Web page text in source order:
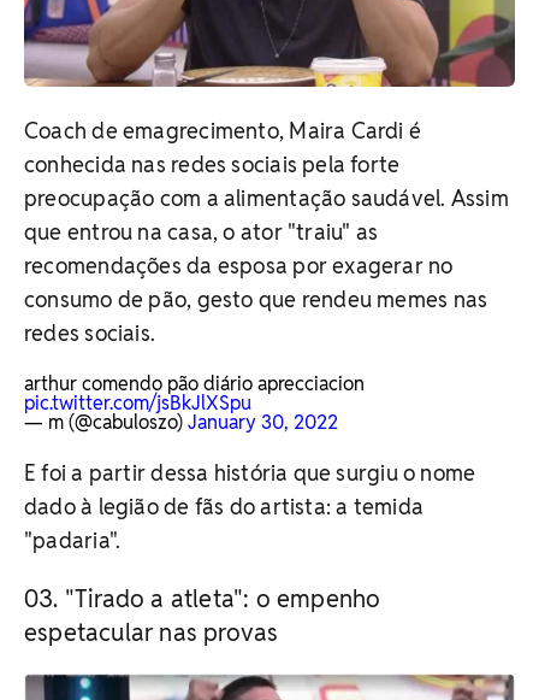
Coach de emagrecimento, Maira Cardi é
conhecida nas redes sociais pela forte
preocupação com a alimentação saudável. Assim
que entrou na casa, o ator "traiu" as
recomendações da esposa por exagerar no
consumo de pão, gesto que rendeu memes nas
redes sociais.
arthur comendo pão diário aprecciacion
pic.twitter.com/jsBkJlXSpu
— m (@cabuloszo)January 30, 2022
E foi a partir dessa história que surgiu o nome
dado à legião de fãs do artista: a temida
"padaria".
"Tirado a atleta": o empenho
espetacular nas provas